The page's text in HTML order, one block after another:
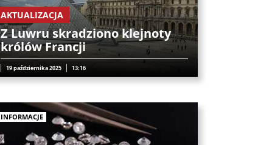
AKTUALIZACJA
Z Luwru skradziono klejnoty
królów Francji
19 października 2025 13:16
INFORMACJE